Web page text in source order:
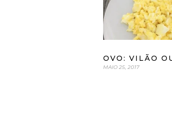
OVO: VILÃO
MAIO 25, 2017